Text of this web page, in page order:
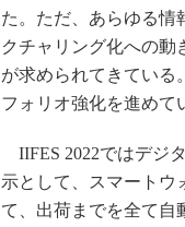
た。ただ、あらゆる情
クチャリング化への動
が求められてきている
フォリオ強化を進めて
IIFES 2022ではデジ
示として、スマートウ
て、出荷までを全て自